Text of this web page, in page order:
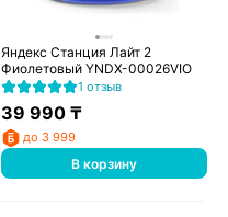
Яндекс Станция Лайт 2
Фиолетовый YNDX-00026VIO
1 отзыв
39 990 ₸
до 3 999
В корзину